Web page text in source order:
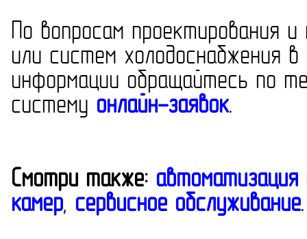
По вопросам проектирования
или систем холодоснабжения
информации обращайтесь по
систему онлайн-заявок.
Смотри также: автоматизация
камер, сервисное обслуживание.